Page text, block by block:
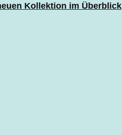
Kollektion im Überblick